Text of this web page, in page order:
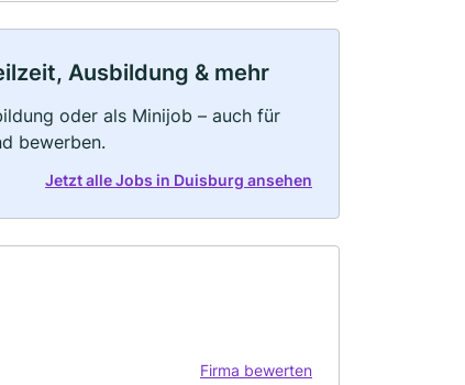
Ausbildung & mehr
oder als Minijob – auch für
bewerben.
Jetzt alle Jobs in Duisburg ansehen
Firma bewerten